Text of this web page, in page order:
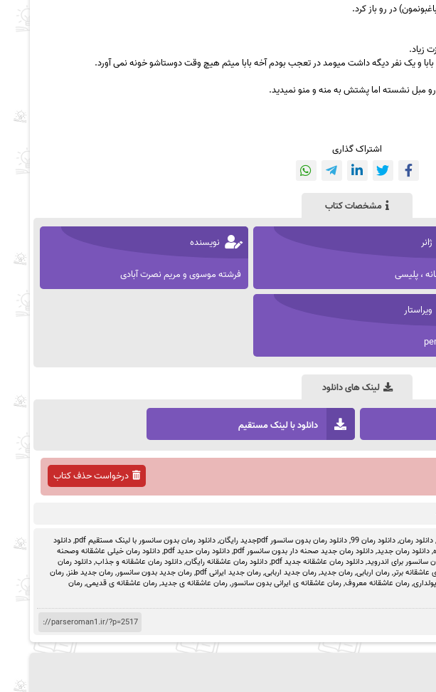
در رو باز کرد.
زیاد‬.
و یک نفر دیگه‬ داشت میومد در تعجب بودم آخه بابا میثم هیچ وقت دوستاشو خونه نمی آورد‬.
نشسته اما پشتش به منه و منو نمیدید.
اشتراک گذاری
مشخصات کتاب
ژانر
، پلیسی
نویسنده
فرشته موسوی و مریم نصرت آبادی
ویراستار
لینک های دانلود
دانلود با لینک مستقیم
درخواست حذف کتاب
,دانلود رمان,دانلود رمان 99 ,دانلود رمان بدون سانسور pdfجدید رایگان ,دانلود رمان بدون سانسور با لینک مستقیم pdf ,دانلود
,دانلود رمان جدید,دانلود رمان جدید صحنه دار بدون سانسور pdf ,دانلود رمان حدید pdf ,دانلود رمان خیلی عاشقانه وصحنه
سانسور برای اندروید,دانلود رمان عاشقانه جدید pdf ,دانلود رمان عاشقانه رایگان,دانلود رمان عاشقانه و جذاب,دانلود رمان
عاشقانه برتر,رمان اربابی,رمان جدید,رمان جدید اربابی,رمان جدید ایرانی pdf ,رمان جدید بدون سانسور,رمان جدید طنز,رمان
,رمان عاشقانه معروف,رمان عاشقانه ی ایرانی بدون سانسور,رمان عاشقانه ی جدید,رمان عاشقانه ی قدیمی,رمان